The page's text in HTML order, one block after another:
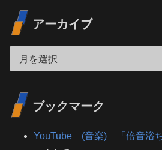
アーカイブ
ブックマーク
YouTube (音楽) 「倍音浴ち